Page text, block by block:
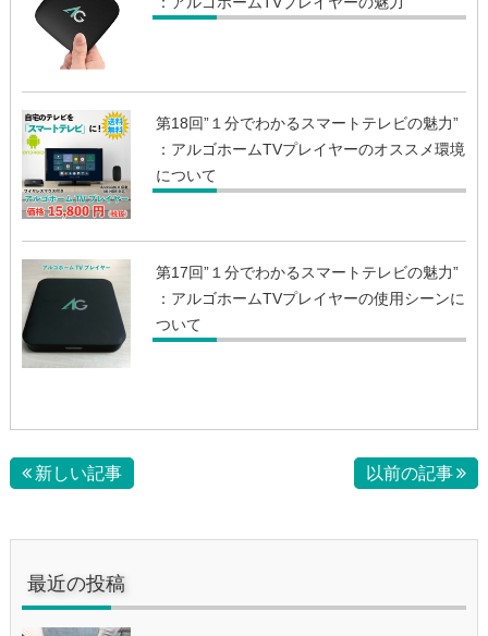
第18回”１分でわかるスマートテレビの魅力”
：アルゴホームTVプレイヤーのオススメ環境
について
第17回”１分でわかるスマートテレビの魅力”
：アルゴホームTVプレイヤーの使用シーンに
ついて
新しい記事 以前の記事
最近の投稿